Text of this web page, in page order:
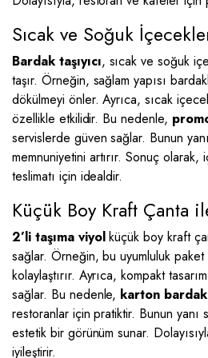
Sıcak ve Soğuk
Bardak taşıyıcı, sıcak ve soğuk
taşır. Örneğin, sağlam yapısı
dökülmeyi önler. Ayrıca, sıcak
özellikle etkilidir. Bu nedenle,
servislerde güven sağlar. Bunun yanı
memnuniyetini artırır. Sonuç olarak,
teslimatı için idealdir.
Küçük Boy Kraft Çanta
2’li taşıma viyolküçük boy kraft
sağlar. Örneğin, bu uyumluluk
kolaylaştırır. Ayrıca, kompakt
sağlar. Bu nedenle, karton bardak
restoranlar için pratiktir. Bunun yanı
estetik bir görünüm sunar.
iyileştirir.